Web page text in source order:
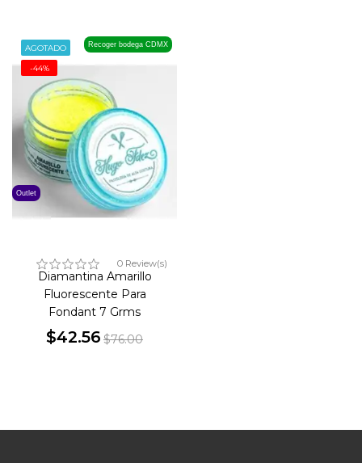
Outlet
Recoger bodega CDMX
0 Review(s)
Diamantina Amarillo
Fluorescente Para
Fondant 7 Grms
$42.56 $76.00
AGOTADO
-44%